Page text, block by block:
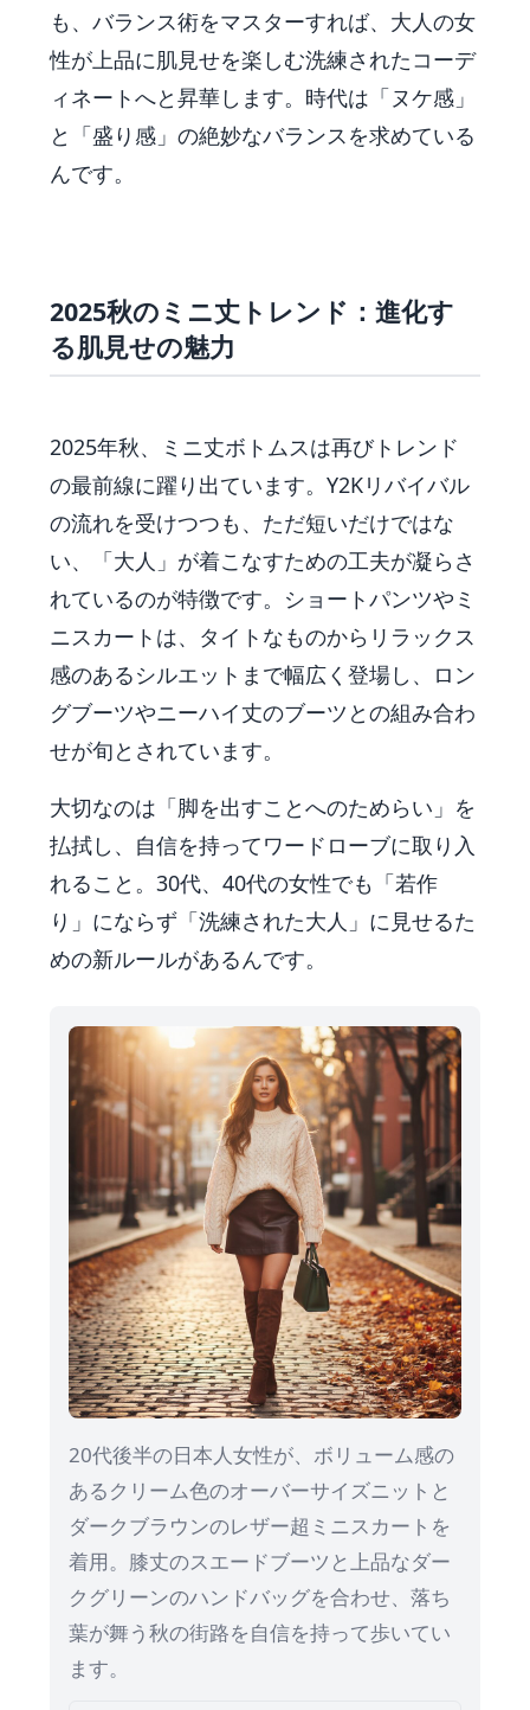
も、バランス術をマスターすれば、大人の女
性が上品に肌見せを楽しむ洗練されたコーデ
ィネートへと昇華します。時代は「ヌケ感」
と「盛り感」の絶妙なバランスを求めている
んです。
2025秋のミニ丈トレンド：進化す
る肌見せの魅力
2025年秋、ミニ丈ボトムスは再びトレンド
の最前線に躍り出ています。Y2Kリバイバル
の流れを受けつつも、ただ短いだけではな
い、「大人」が着こなすための工夫が凝らさ
れているのが特徴です。ショートパンツやミ
ニスカートは、タイトなものからリラックス
感のあるシルエットまで幅広く登場し、ロン
グブーツやニーハイ丈のブーツとの組み合わ
せが旬とされています。
大切なのは「脚を出すことへのためらい」を
払拭し、自信を持ってワードローブに取り入
れること。30代、40代の女性でも「若作
り」にならず「洗練された大人」に見せるた
めの新ルールがあるんです。
20代後半の日本人女性が、ボリューム感の
あるクリーム色のオーバーサイズニットと
ダークブラウンのレザー超ミニスカートを
着用。膝丈のスエードブーツと上品なダー
クグリーンのハンドバッグを合わせ、落ち
葉が舞う秋の街路を自信を持って歩いてい
ます。